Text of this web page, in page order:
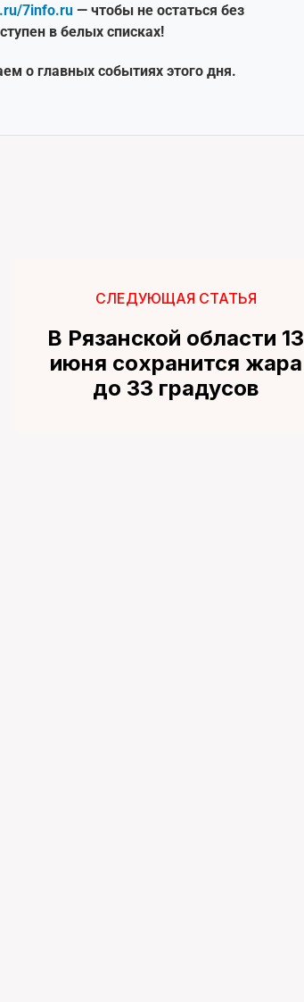
7info.ru — чтобы не остаться без
в белых списках!
о главных событиях этого дня.
СЛЕДУЮЩАЯ СТАТЬЯ
В Рязанской области 13
июня сохранится жара
до 33 градусов